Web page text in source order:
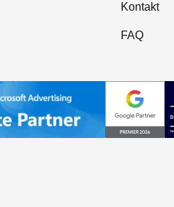
Kontakt
FAQ